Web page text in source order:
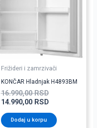
Frižideri i zamrzivači
KONČAR Hladnjak H4893BM
16.990,00RSD
14.990,00 RSD
Dodaj u korpu